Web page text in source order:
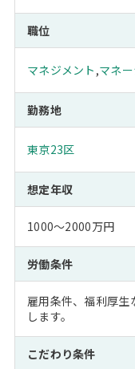
職位
マネジメント ,マネ
勤務地
東京23区
想定年収
1000～2000万円
労働条件
雇用条件、福利厚生
します。
こだわり条件